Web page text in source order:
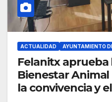
ACTUALIDAD AYUNTAMIENTO
Felanitx aprueba
Bienestar
la convivencia y